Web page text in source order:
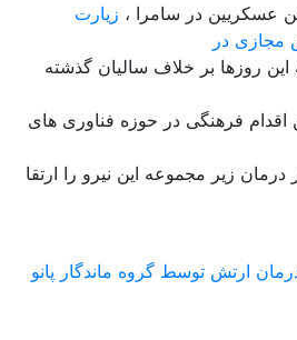
عسکریین در سامرا ، زیارت
مجازی در
این روزها بر خلاف سالیان گذشته
اقدام فرهنگی در حوزه فناوری های
زیر مجموعه این نیرو را ارتقا
ارتش توسط گروه ماندگار پانو